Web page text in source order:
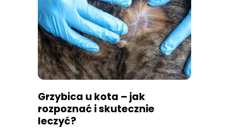
Grzybica u kota – jak
rozpoznać i skutecznie
leczyć?